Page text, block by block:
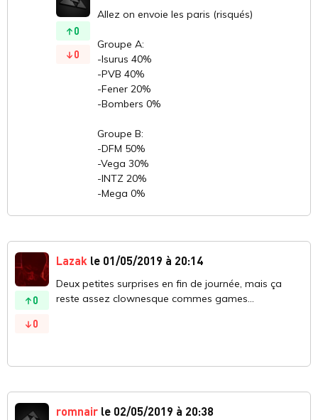
0
0
Allez on envoie les paris (risqués)
Groupe A:
-Isurus 40%
-PVB 40%
-Fener 20%
-Bombers 0%
Groupe B:
-DFM 50%
-Vega 30%
-INTZ 20%
-Mega 0%
0
0
Lazak le 01/05/2019 à 20:14
Deux petites surprises en fin de journée, mais ça
reste assez clownesque commes games...
romnair le 02/05/2019 à 20:38